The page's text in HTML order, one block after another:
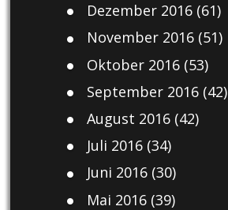
Dezember 2016(61)
November 2016(51)
Oktober 2016(53)
September 2016(42)
August 2016(42)
Juli 2016(34)
Juni 2016(30)
Mai 2016(39)